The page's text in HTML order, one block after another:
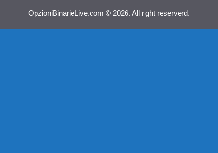
OpzioniBinarieLive.com © 2026. All right reserverd.